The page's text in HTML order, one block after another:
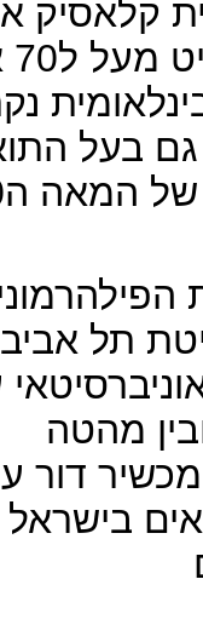
בעל
תל
דור
בישראל